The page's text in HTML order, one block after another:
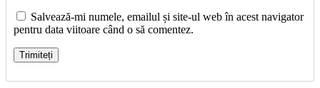
Salvează-mi numele, emailul și site-ul web în acest navigator
pentru data viitoare când o să comentez.